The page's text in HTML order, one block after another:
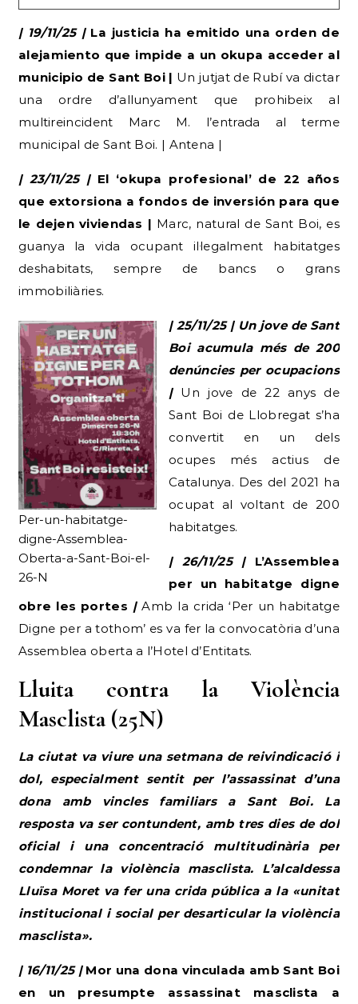
| 19/11/25 |La justicia ha emitido una orden de
alejamiento que impide a un okupa acceder al
municipio de Sant Boi | Un jutjat de Rubí va dictar
una ordre d’allunyament que prohibeix al
multireincident Marc M. l’entrada al terme
municipal de Sant Boi. | Antena |
| 23/11/25 |El ‘okupa profesional’ de 22 años
que extorsiona a fondos de inversión para que
le dejen viviendas | Marc, natural de Sant Boi, es
guanya la vida ocupant il·legalment habitatges
deshabitats, sempre de bancs o grans
immobiliàries.
Per-un-habitatge-
digne-Assemblea-
Oberta-a-Sant-Boi-el-
26-N
| 25/11/25 | Un jove de Sant
Boi acumula més de 200
denúncies per ocupacions
|Un jove de 22 anys de
Sant Boi de Llobregat s’ha
convertit en un dels
ocupes més actius de
Catalunya. Des del 2021 ha
ocupat al voltant de 200
habitatges.
| 26/11/25 | L’Assemblea
per un habitatge digne
obre les portes |Amb la crida ‘Per un habitatge
Digne per a tothom’ es va fer la convocatòria d’una
Assemblea oberta a l’Hotel d’Entitats.
Lluita contra la Violència
Masclista (25N)
La ciutat va viure una setmana de reivindicació i
dol, especialment sentit per l’assassinat d’una
dona amb vincles familiars a Sant Boi. La
resposta va ser contundent, amb tres dies de dol
oficial i una concentració multitudinària per
condemnar la violència masclista. L’alcaldessa
Lluïsa Moret va fer una crida pública a la «unitat
institucional i social per desarticular la violència
masclista».
| 16/11/25 |Mor una dona vinculada amb Sant Boi
en un presumpte assassinat masclista a